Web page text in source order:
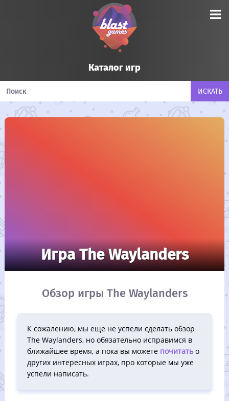
Каталог игр
Игра The Waylanders
Обзор игры The Waylanders
К сожалению, мы еще не успели сделать обзор
The Waylanders, но обязательно исправимся в
ближайшее время, а пока вы можете почитатьо
других интересных играх, про которые мы уже
успели написать.